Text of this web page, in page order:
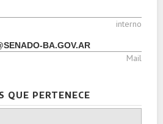
interno
BA.GOV.AR
Mail
QUE PERTENECE